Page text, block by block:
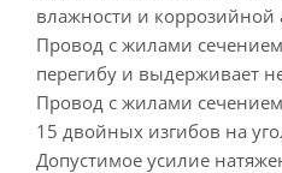
влажности и коррозийной
Провод с жилами
перегибу и выдерживает
Провод с жилами
15 двойных изгибов на
Допустимое усилие